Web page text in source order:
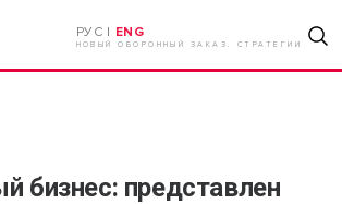
РУС | ENG
НОВЫЙ ОБОРОННЫЙ ЗАКАЗ. СТРАТЕГИИ
бизнес: представлен